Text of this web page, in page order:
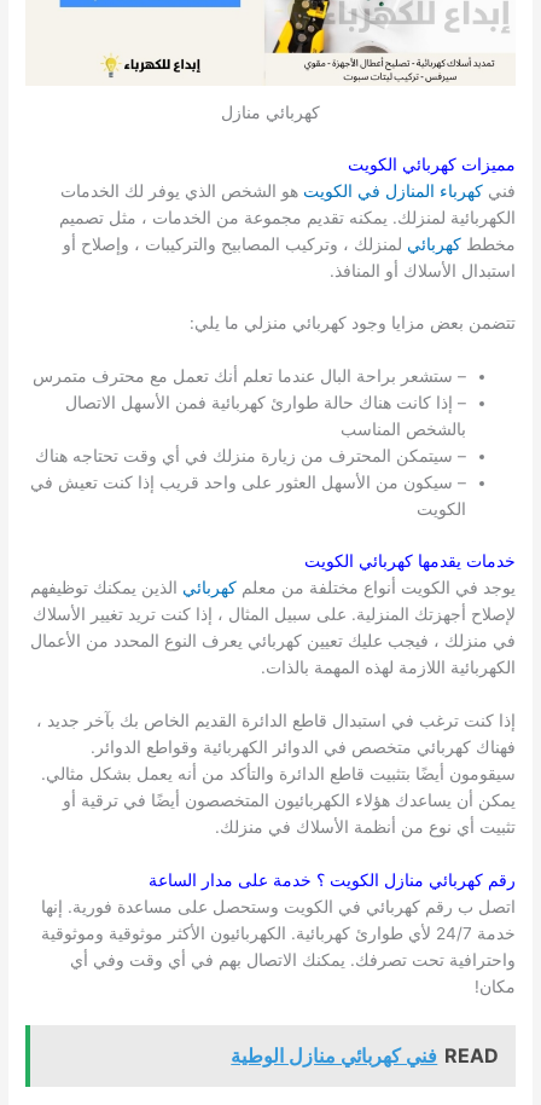
كهربائي منازل
مميزات كهربائي الكويت
فني كهرباء المنازل في الكويت هو الشخص الذي يوفر لك الخدمات
الكهربائية لمنزلك. يمكنه تقديم مجموعة من الخدمات ، مثل تصميم
مخططكهربائي لمنزلك ، وتركيب المصابيح والتركيبات ، وإصلاح أو
استبدال الأسلاك أو المنافذ.
تتضمن بعض مزايا وجود كهربائي منزلي ما يلي:
– ستشعر براحة البال عندما تعلم أنك تعمل مع محترف متمرس
– إذا كانت هناك حالة طوارئ كهربائية فمن الأسهل الاتصال
بالشخص المناسب
– سيتمكن المحترف من زيارة منزلك في أي وقت تحتاجه هناك
– سيكون من الأسهل العثور على واحد قريب إذا كنت تعيش في
الكويت
خدمات يقدمها كهربائي الكويت
يوجد في الكويت أنواع مختلفة من معلمكهربائي الذين يمكنك توظيفهم
لإصلاح أجهزتك المنزلية. على سبيل المثال ، إذا كنت تريد تغيير الأسلاك
في منزلك ، فيجب عليك تعيين كهربائي يعرف النوع المحدد من الأعمال
الكهربائية اللازمة لهذه المهمة بالذات.
إذا كنت ترغب في استبدال قاطع الدائرة القديم الخاص بك بآخر جديد ،
فهناك كهربائي متخصص في الدوائر الكهربائية وقواطع الدوائر.
سيقومون أيضًا بتثبيت قاطع الدائرة والتأكد من أنه يعمل بشكل مثالي.
يمكن أن يساعدك هؤلاء الكهربائيون المتخصصون أيضًا في ترقية أو
تثبيت أي نوع من أنظمة الأسلاك في منزلك.
رقم كهربائي منازل الكويت ؟ خدمة على مدار الساعة
اتصل ب رقم كهربائي في الكويت وستحصل على مساعدة فورية. إنها
خدمة 24/7 لأي طوارئ كهربائية. الكهربائيون الأكثر موثوقية وموثوقية
واحترافية تحت تصرفك. يمكنك الاتصال بهم في أي وقت وفي أي
مكان!
READ فني كهربائي منازل الوطية